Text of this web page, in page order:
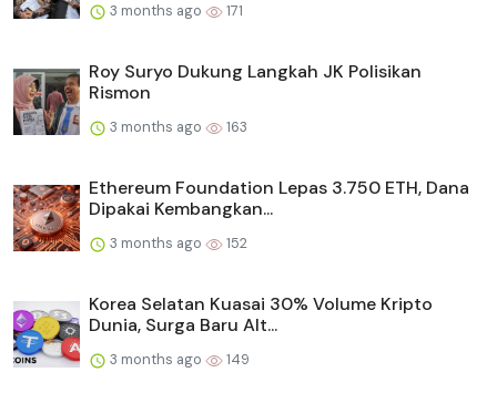
3 months ago 171
Roy Suryo Dukung Langkah JK Polisikan
Rismon
3 months ago 163
Ethereum Foundation Lepas 3.750 ETH, Dana
Dipakai Kembangkan...
3 months ago 152
Korea Selatan Kuasai 30% Volume Kripto
Dunia, Surga Baru Alt...
3 months ago 149